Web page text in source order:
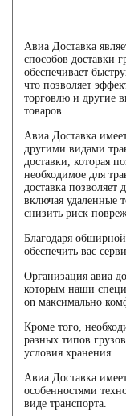
Авиа Доставка
способов доставки
обеспечивает
что позволяет
торговлю и другие
товаров.
Авиа Доставка
другими видами
доставки, которая
необходимое для
доставка позволяет
включая удаленные
снизить риск
Благодаря
обеспечить вас
Организация авиа
которым наши
on максимально
Кроме того,
разных типов
условия хранения.
Авиа Доставка
особенностями
виде транспорта.